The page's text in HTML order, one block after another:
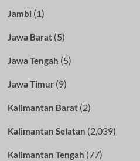
Jambi (1)
Jawa Barat(5)
Jawa Tengah (5)
Jawa Timur(9)
Kalimantan Barat(2)
Kalimantan Selatan (2,039)
Kalimantan Tengah (77)